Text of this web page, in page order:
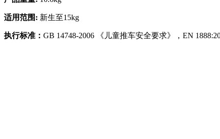
适用范围: 新生至15kg
执行标准： GB 14748-2006 《儿童推车安全要求》，EN